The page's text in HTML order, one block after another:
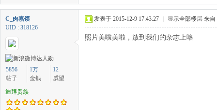
C_肉嘉馍
UID : 318126
5856
帖子
1万
金钱
12
威望
迪拜贵族
发表于 2015-12-9 17:43:27 显示全部楼层 来自
照片美啦美啦，放到我们的杂志上咯